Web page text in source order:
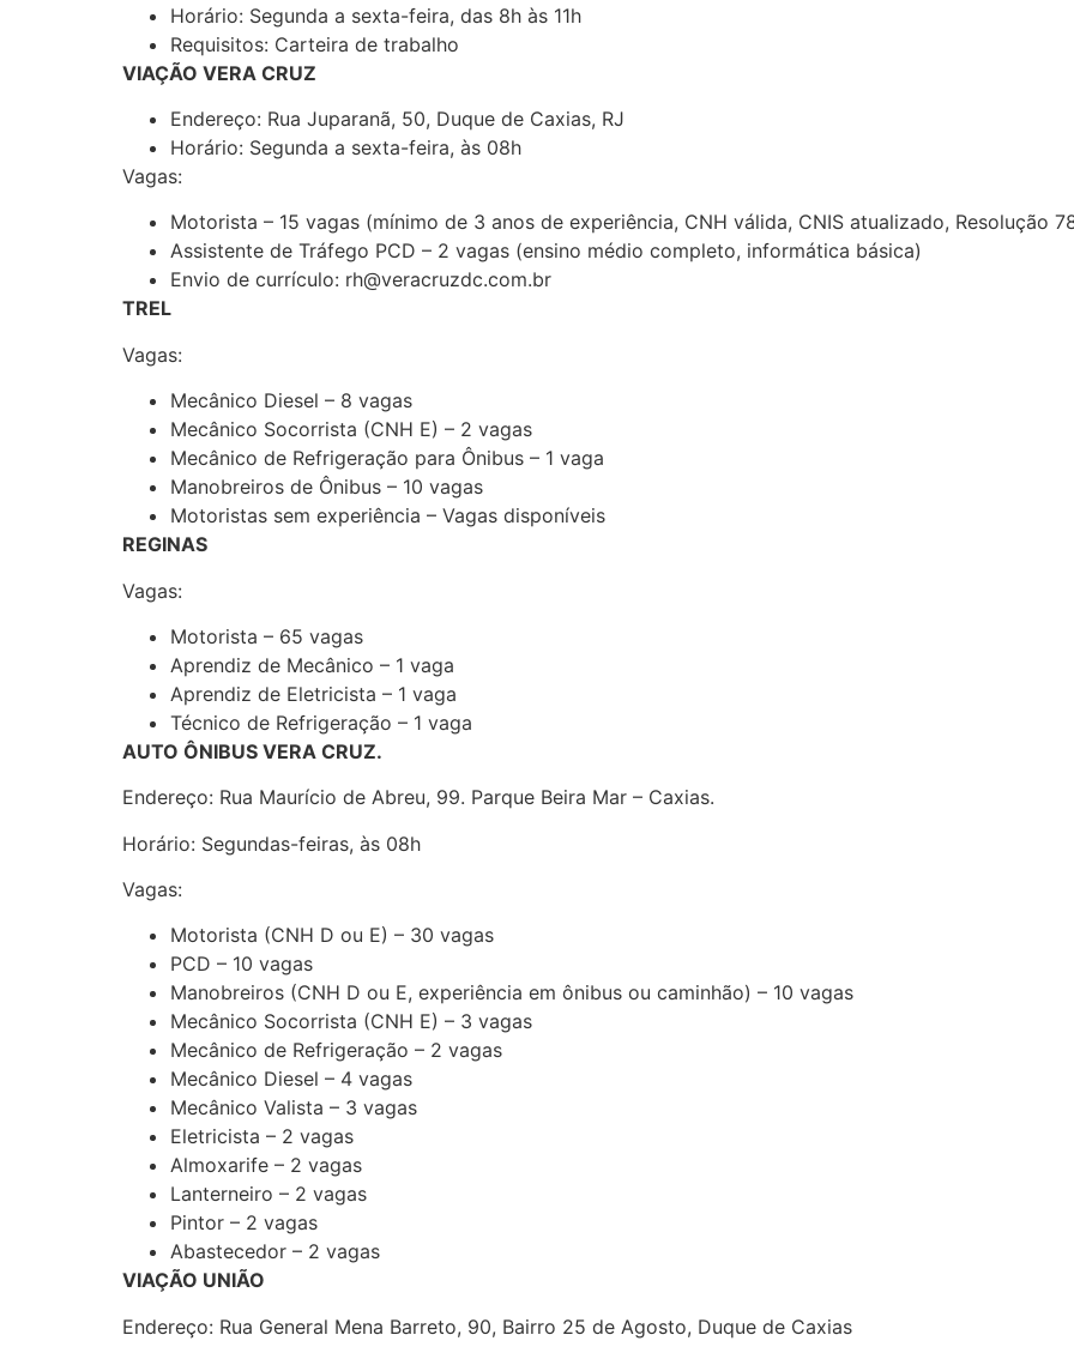
Horário: Segunda a sexta-feira, das 8h às 11h
Requisitos: Carteira de trabalho
VIAÇÃO VERA CRUZ
Endereço: Rua Juparanã, 50, Duque de Caxias, RJ
Horário: Segunda a sexta-feira, às 08h
Vagas:
Motorista – 15 vagas (mínimo de 3 anos de experiência, CNH válida, CNIS atualizado, Resolução
Assistente de Tráfego PCD – 2 vagas (ensino médio completo, informática básica)
Envio de currículo: rh@veracruzdc.com.br
TREL
Vagas:
Mecânico Diesel – 8 vagas
Mecânico Socorrista (CNH E) – 2 vagas
Mecânico de Refrigeração para Ônibus – 1 vaga
Manobreiros de Ônibus – 10 vagas
Motoristas sem experiência – Vagas disponíveis
REGINAS
Vagas:
Motorista – 65 vagas
Aprendiz de Mecânico – 1 vaga
Aprendiz de Eletricista – 1 vaga
Técnico de Refrigeração – 1 vaga
AUTO ÔNIBUS VERA CRUZ.
Endereço: Rua Maurício de Abreu, 99. Parque Beira Mar – Caxias.
Horário: Segundas-feiras, às 08h
Vagas:
Motorista (CNH D ou E) – 30 vagas
PCD – 10 vagas
Manobreiros (CNH D ou E, experiência em ônibus ou caminhão) – 10 vagas
Mecânico Socorrista (CNH E) – 3 vagas
Mecânico de Refrigeração – 2 vagas
Mecânico Diesel – 4 vagas
Mecânico Valista – 3 vagas
Eletricista – 2 vagas
Almoxarife – 2 vagas
Lanterneiro – 2 vagas
Pintor – 2 vagas
Abastecedor – 2 vagas
VIAÇÃO UNIÃO
Endereço: Rua General Mena Barreto, 90, Bairro 25 de Agosto, Duque de Caxias